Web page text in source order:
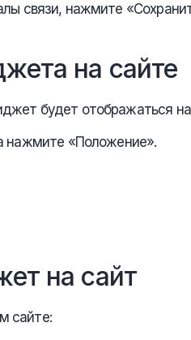
связи, нажмите
на сайте
будет отображаться
нажмите «Положение».
на сайт
сайте: